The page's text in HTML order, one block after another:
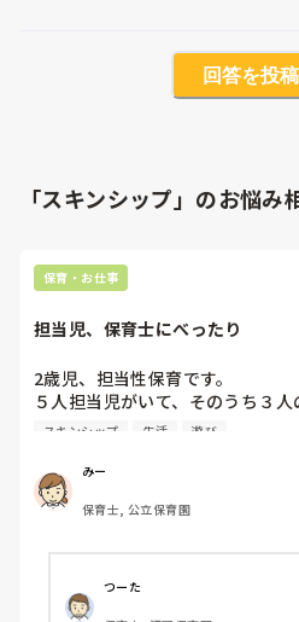
回答を投
「スキンシップ」のお悩み
保育・お仕事
担当児、保育士にべったり
2歳児、担当性保育です。
５人担当児がいて、そのうち３
す。
園生活の中で、私がいると私にべ
と過剰にスキンシップを求めます。
私がいない時は、各々好きな遊
私が寝かしつけにつくと、抱っ
に寝ない子もいます。
私の遊びへの誘い方がうまくな
スキンシップ 生活 遊び
みー
保育士, 公立保育園
つーた